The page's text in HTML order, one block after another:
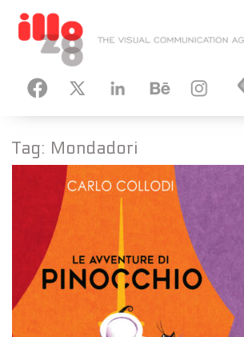
INSTAGRAM
Tag: Mondadori